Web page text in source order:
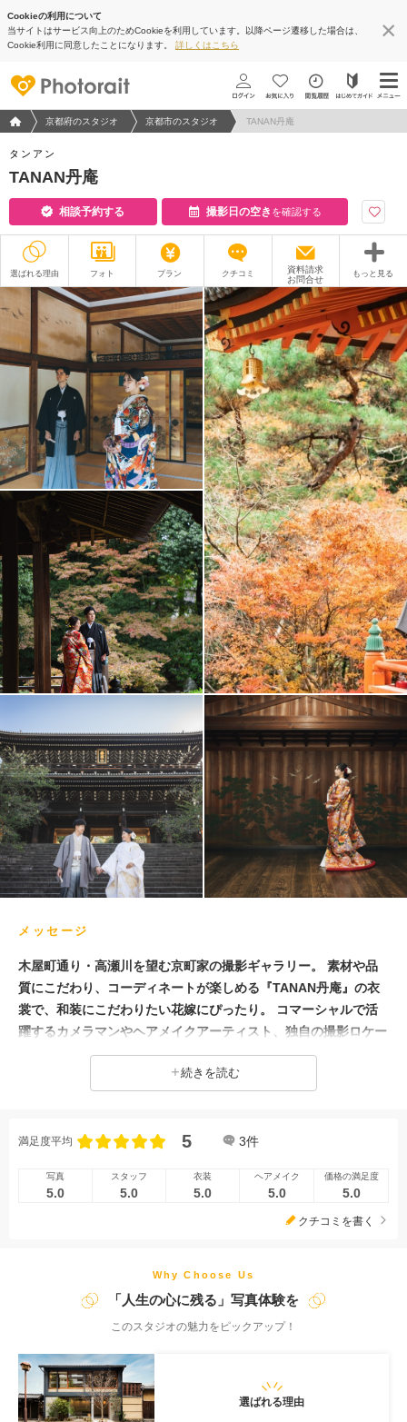
Cookieの利用について
当サイトはサービス向上のためCookieを利用しています。以降ページ遷移した場合は、
Cookie利用に同意したことになります。 詳しくはこちら
フォトウエディング/結婚写真のPhotorait ホーム
京都府のスタジオ 京都市のスタジオ TANAN丹庵
タンアン
TANAN丹庵
相談予約する 撮影日の空き を確認する
選ばれる理由 フォト プラン クチコミ
資料請求
お問合せ
もっと見る
撮影レポート フォトグラファー
衣装 ムービー
オプション ブログ
アクセス/TEL スタジオトップ
こだわりポイント
豊富な白無垢 豊富な色打掛・着物
結婚式当日の撮影 家族・友人と撮影
ペットと撮影 フォト＋会食 挙式フォト
スタジオでの撮影
世界遺産での撮影
人気スポットでの撮影
神社・寺院での撮影
歴史的建造物での撮影
メッセージ
木屋町通り・高瀬川を望む京町家の撮影ギャラリー。 素材や品
質にこだわり、コーディネートが楽しめる『TANAN丹庵』の衣
裳で、和装にこだわりたい花嫁にぴったり。 コマーシャルで活
躍するカメラマンやヘアメイクアーティスト、独自の撮影ロケー
ションなどオプションで自由に選択できます。
続きを読む
満足度平均 5 3件
写真
5.0
スタッフ
5.0
衣装
5.0
ヘアメイク
5.0
価格の満足度
5.0
クチコミを書く
Why Choose Us
「人生の心に残る」写真体験を
このスタジオの魅力をピックアップ！
選ばれる理由